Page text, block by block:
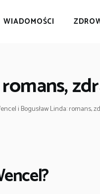
WIADOMOŚCI
i Bogusław Linda: romans,